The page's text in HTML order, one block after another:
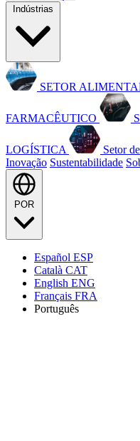
SETOR
FARMACÊUTICO
LOGÍSTICA
Setor
Inovação Sustentabilidade
Español ESP
Català CAT
English ENG
Français FRA
Português